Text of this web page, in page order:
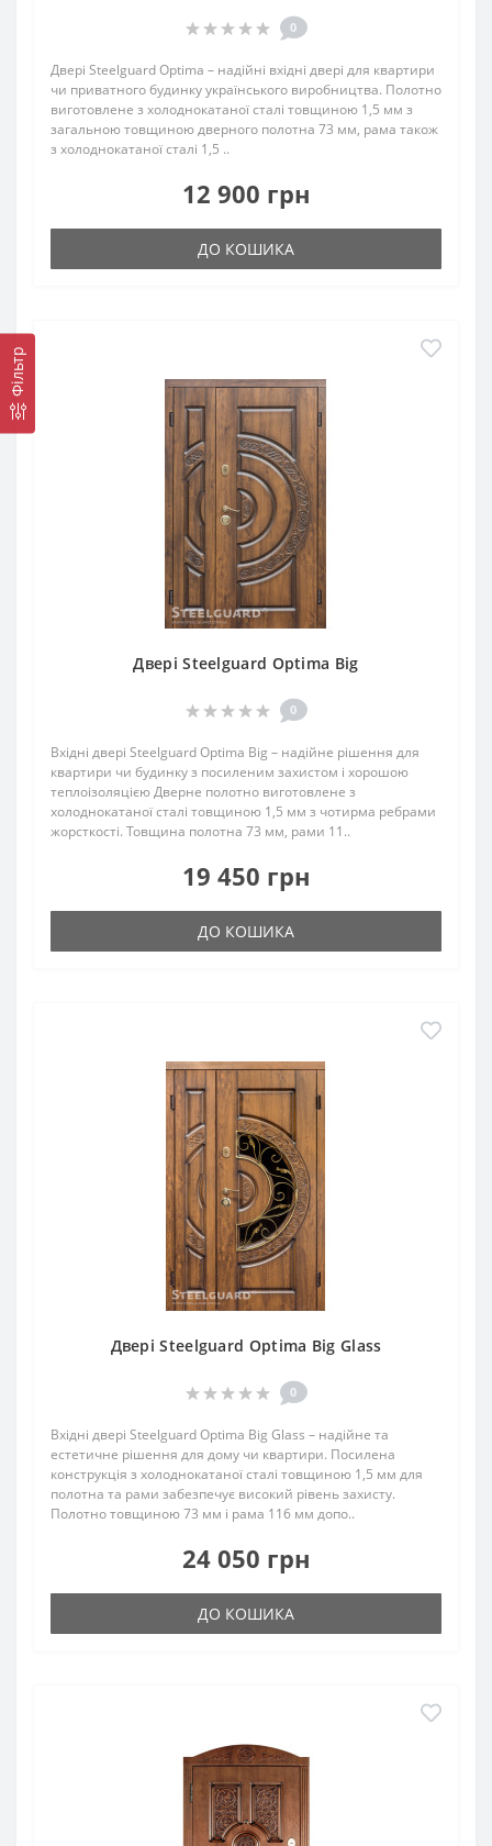
Фільтр
0
Двері Steelguard Optima – надійні вхідні двері для квартири
чи приватного будинку українського виробництва. Полотно
виготовлене з холоднокатаної сталі товщиною 1,5 мм з
загальною товщиною дверного полотна 73 мм, рама також
з холоднокатаної сталі 1,5 ..
12 900 грн
ДО КОШИКА
Двері Steelguard Optima Big
0
Вхідні двері Steelguard Optima Big – надійне рішення для
квартири чи будинку з посиленим захистом і хорошою
теплоізоляцією Дверне полотно виготовлене з
холоднокатаної сталі товщиною 1,5 мм з чотирма ребрами
жорсткості. Товщина полотна 73 мм, рами 11..
19 450 грн
ДО КОШИКА
Двері Steelguard Optima Big Glass
0
Вхідні двері Steelguard Optima Big Glass – надійне та
естетичне рішення для дому чи квартири. Посилена
конструкція з холоднокатаної сталі товщиною 1,5 мм для
полотна та рами забезпечує високий рівень захисту.
Полотно товщиною 73 мм і рама 116 мм допо..
24 050 грн
ДО КОШИКА